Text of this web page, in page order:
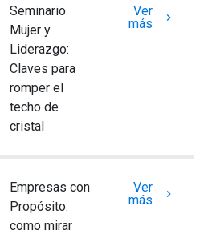
Seminario
Mujer y
Liderazgo:
Claves para
romper el
techo de
cristal
Ver
más
keyboard_arrow_right
Empresas con
Propósito:
como mirar
Ver
más
keyboard_arrow_right